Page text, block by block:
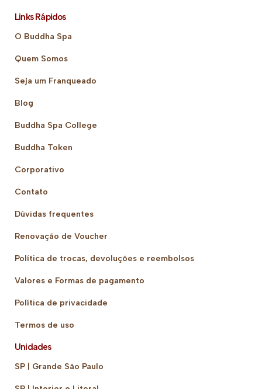
Links Rápidos
O Buddha Spa
Quem Somos
Seja um Franqueado
Blog
Buddha Spa College
Buddha Token
Corporativo
Contato
Dúvidas frequentes
Renovação de Voucher
Política de trocas, devoluções e reembolsos
Valores e Formas de pagamento
Política de privacidade
Termos de uso
Unidades
SP | Grande São Paulo